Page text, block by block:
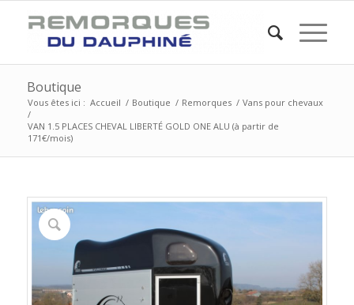
Boutique
Vous êtes ici : Accueil / Boutique / Remorques / Vans pour chevaux
/
VAN 1.5 PLACES CHEVAL LIBERTÉ GOLD ONE ALU (à partir de
171€/mois)